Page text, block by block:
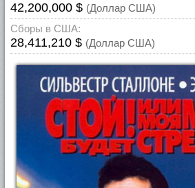
42,200,000 $ (Доллар США)
Сборы в США:
28,411,210 $ (Доллар США)